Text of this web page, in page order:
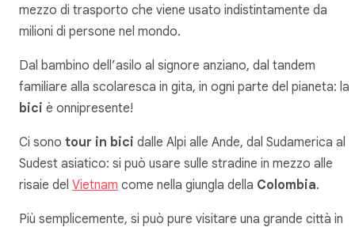
mezzo di trasporto che viene usato indistintamente da
milioni di persone nel mondo.
Dal bambino dell’asilo al signore anziano, dal tandem
familiare alla scolaresca in gita, in ogni parte del pianeta: la
bici è onnipresente!
Ci sono tour in bici dalle Alpi alle Ande, dal Sudamerica al
Sudest asiatico: si può usare sulle stradine in mezzo alle
risaie del Vietnam come nella giungla della Colombia.
Più semplicemente, si può pure visitare una grande città in